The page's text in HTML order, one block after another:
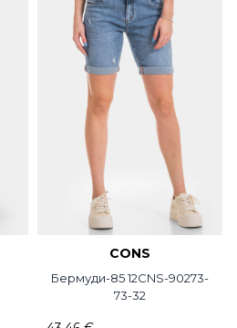
CONS
Бермуди-85 12CNS-90273-
73-32